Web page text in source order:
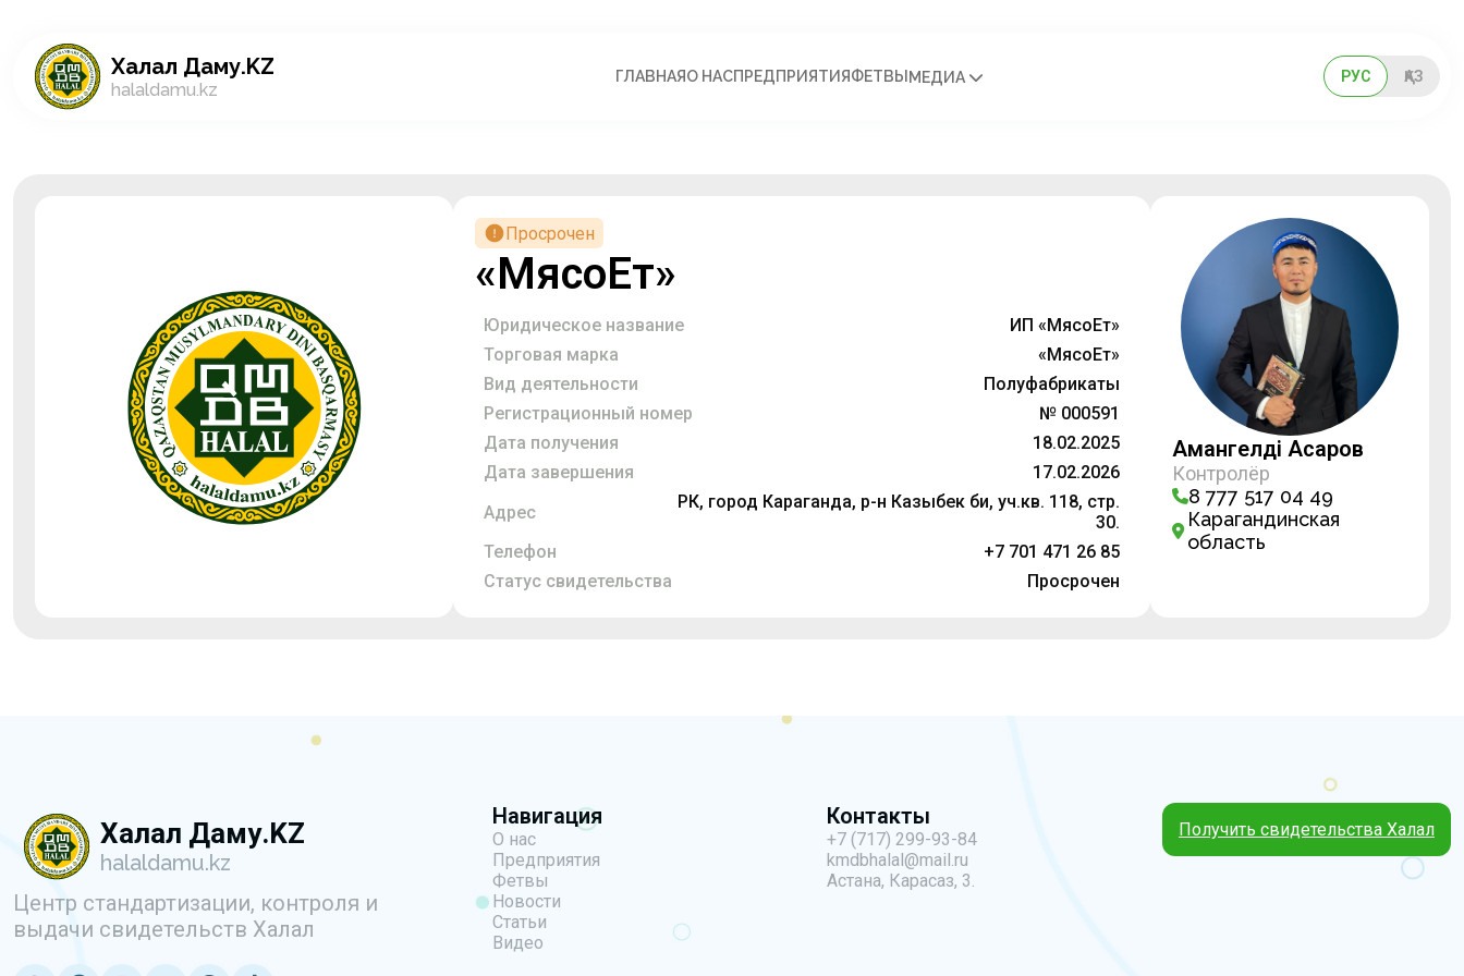
Халал Даму.KZ
halaldamu.kz
ГЛАВНАЯО НАСПРЕДПРИЯТИЯФЕТВЫ МЕДИА РУС ҚАЗ
Просрочен
«МясоЕт»
Юридическое название
ИП «МясоЕт»
Торговая марка
«МясоЕт»
Вид деятельности
Полуфабрикаты
Регистрационный номер
№ 000591
Дата получения
18.02.2025
Дата завершения
17.02.2026
Адрес
РК, город Караганда, р-н Казыбек би, уч.кв. 118, стр.
30.
Телефон
+7 701 471 26 85
Статус свидетельства
Просрочен
Амангелді Асқаров
Контролёр
8 777 517 04 49
Карагандинская
область
Халал Даму.KZ
halaldamu.kz
Центр стандартизации, контроля и
выдачи свидетельств Халал
Навигация
О нас
Предприятия
Фетвы
Новости
Статьи
Видео
Контакты
+7 (717) 299-93-84
kmdbhalal@mail.ru
Астана, Карасаз, 3.
Получить свидетельства Халал